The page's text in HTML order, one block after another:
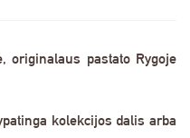
originalaus pastato Rygoje
kolekcijos dalis arba